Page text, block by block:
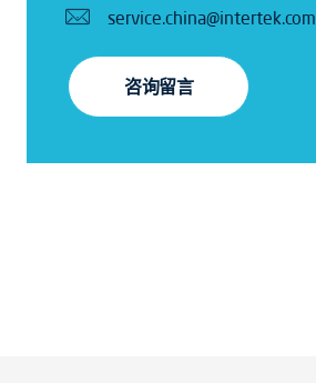
service.china@intertek.com
咨询留言